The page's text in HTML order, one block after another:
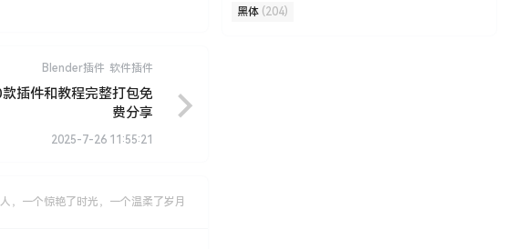
Blender插件 软件插件
插件和教程完整打包免
费分享
2025-7-26 11:55:21
，一个惊艳了时光，一个温柔了岁月
黑体 (204)